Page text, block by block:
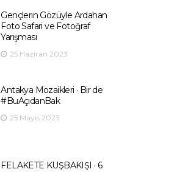
Gençlerin Gözüyle Ardahan
Foto Safari ve Fotoğraf
Yarışması
25 Haziran 2023
Antakya Mozaikleri · Bir de
#BuAçıdanBak
25 Mayıs 2023
FELAKETE KUŞBAKIŞI · 6